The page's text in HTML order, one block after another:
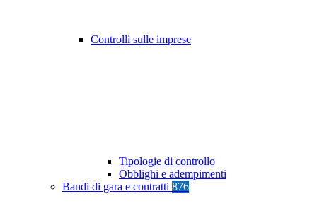
Controlli sulle imprese
Tipologie di controllo
Obblighi e adempimenti
Bandi di gara e contratti 876